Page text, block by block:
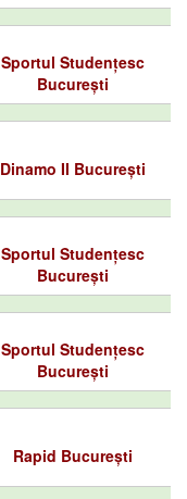
Sportul Studențesc
București
Dinamo II București
Sportul Studențesc
București
Sportul Studențesc
București
Rapid București